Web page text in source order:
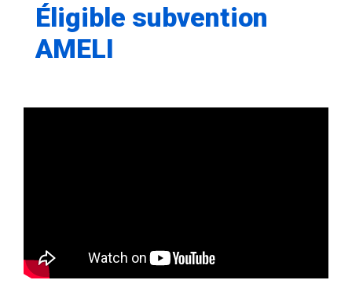
Éligible subvention
AMELI